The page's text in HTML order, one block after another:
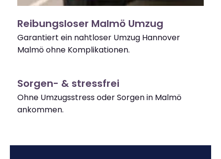
Reibungsloser Malmö Umzug
Garantiert ein nahtloser Umzug Hannover
Malmö ohne Komplikationen.
Sorgen- & stressfrei
Ohne Umzugsstress oder Sorgen in Malmö
ankommen.